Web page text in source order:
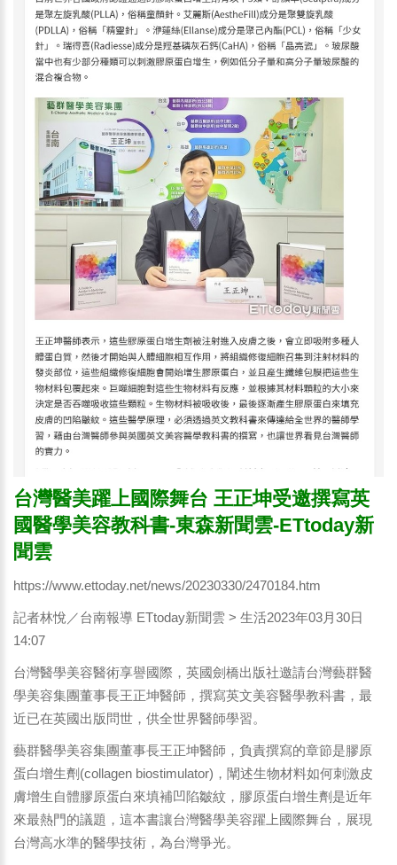
台灣醫美躍上國際舞台 王正坤受邀撰寫英
國醫學美容教科書-東森新聞雲-ETtoday新
聞雲
https://www.ettoday.net/news/20230330/2470184.htm
記者林悅／台南報導 ETtoday新聞雲 > 生活2023年03月30日
14:07
台灣醫學美容醫術享譽國際，英國劍橋出版社邀請台灣藝群醫
學美容集團董事長王正坤醫師，撰寫英文美容醫學教科書，最
近已在英國出版問世，供全世界醫師學習。
藝群醫學美容集團董事長王正坤醫師，負責撰寫的章節是膠原
蛋白增生劑(collagen biostimulator)，闡述生物材料如何刺激皮
膚增生自體膠原蛋白來填補凹陷皺紋，膠原蛋白增生劑是近年
來最熱門的議題，這本書讓台灣醫學美容躍上國際舞台，展現
台灣高水準的醫學技術，為台灣爭光。